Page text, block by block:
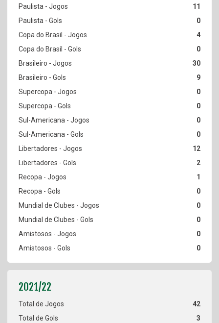
11
0
4
0
30
9
0
0
0
0
12
2
1
0
0
0
0
0
42
3